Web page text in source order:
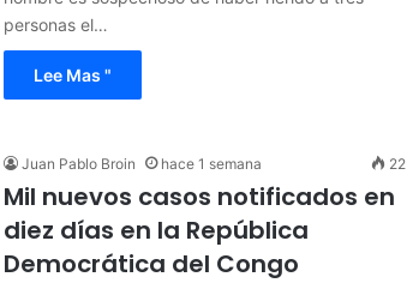
personas el…
Lee Mas "
Juan Pablo Broin hace 1 semana 22
Mil nuevos casos notificados en
diez días en la República
Democrática del Congo